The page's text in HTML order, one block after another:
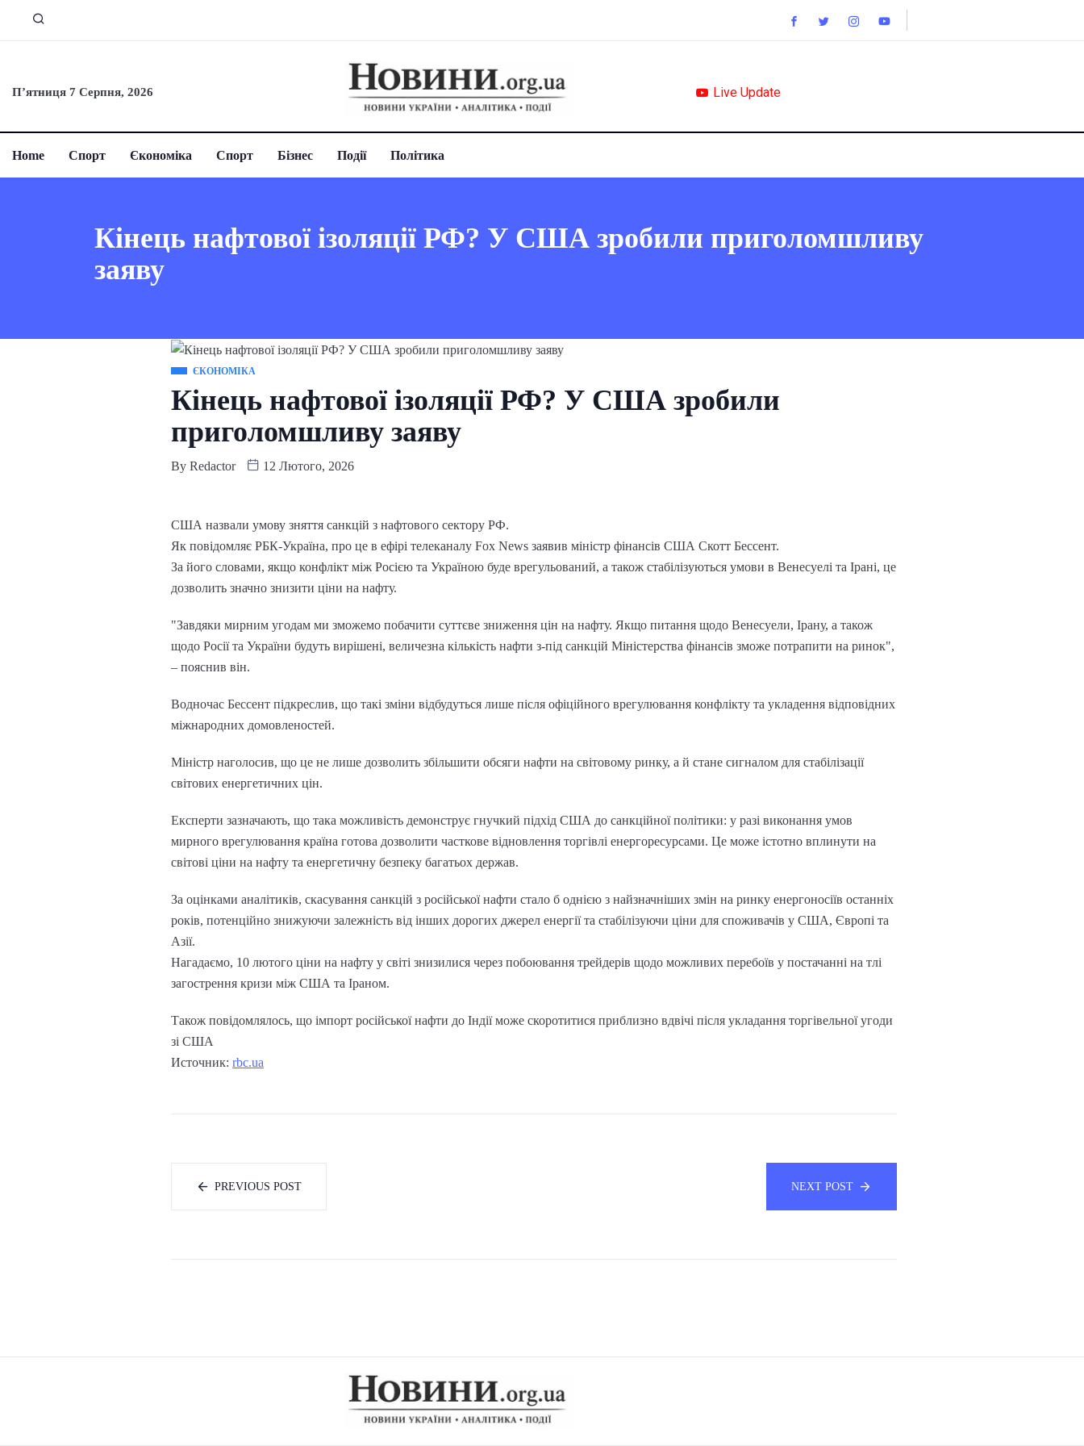
П’ятниця 7 Серпня, 2026 Live Update
Home Спорт Єкономіка Спорт Бізнес Події Політика
Кінець нафтової ізоляції РФ? У США зробили приголомшливу
заяву
ЄКОНОМІКА
Кінець нафтової ізоляції РФ? У США зробили
приголомшливу заяву
By Redactor 12 Лютого, 2026
США назвали умову зняття санкцій з нафтового сектору РФ.
Як повідомляє РБК-Україна, про це в ефірі телеканалу Fox News заявив міністр фінансів США Скотт Бессент.
За його словами, якщо конфлікт між Росією та Україною буде врегульований, а також стабілізуються умови в Венесуелі та Ірані, це
дозволить значно знизити ціни на нафту.
"Завдяки мирним угодам ми зможемо побачити суттєве зниження цін на нафту. Якщо питання щодо Венесуели, Ірану, а також
щодо Росії та України будуть вирішені, величезна кількість нафти з-під санкцій Міністерства фінансів зможе потрапити на ринок",
– пояснив він.
Водночас Бессент підкреслив, що такі зміни відбудуться лише після офіційного врегулювання конфлікту та укладення відповідних
міжнародних домовленостей.
Міністр наголосив, що це не лише дозволить збільшити обсяги нафти на світовому ринку, а й стане сигналом для стабілізації
світових енергетичних цін.
Експерти зазначають, що така можливість демонструє гнучкий підхід США до санкційної політики: у разі виконання умов
мирного врегулювання країна готова дозволити часткове відновлення торгівлі енергоресурсами. Це може істотно вплинути на
світові ціни на нафту та енергетичну безпеку багатьох держав.
За оцінками аналітиків, скасування санкцій з російської нафти стало б однією з найзначніших змін на ринку енергоносіїв останніх
років, потенційно знижуючи залежність від інших дорогих джерел енергії та стабілізуючи ціни для споживачів у США, Європі та
Азії.
Нагадаємо, 10 лютого ціни на нафту у світі знизилися через побоювання трейдерів щодо можливих перебоїв у постачанні на тлі
загострення кризи між США та Іраном.
Також повідомлялось, що імпорт російської нафти до Індії може скоротитися приблизно вдвічі після укладання торгівельної угоди
зі США
Источник: rbc.ua
PREVIOUS POST NEXT POST